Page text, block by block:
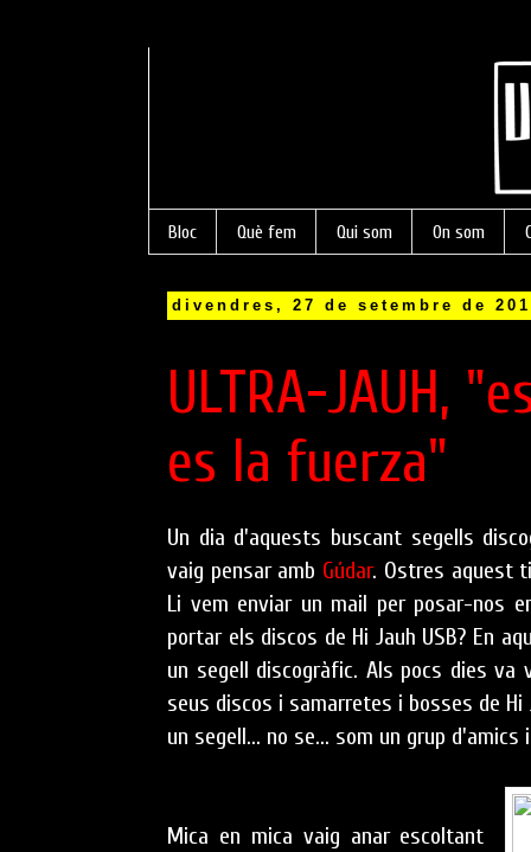
Bloc Què fem Qui som On som
divendres, 27 de setembre de
ULTRA-JAUH,
es la fuerza"
Un dia d'aquests buscant segells
vaig pensar amb Gúdar. Ostres aquest
Li vem enviar un mail per posar-nos
portar els discos de Hi Jauh USB? En
un segell discogràfic. Als pocs dies va
seus discos i samarretes i bosses de
un segell... no se... som un grup
Mica en mica vaig anar escoltant